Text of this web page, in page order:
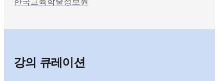
강의 큐레이션